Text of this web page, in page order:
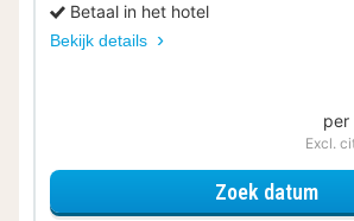
Betaal in het hotel
Bekijk details
per
Excl.
Zoek datum